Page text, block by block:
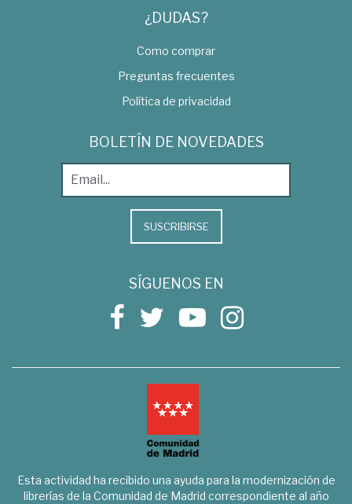
¿DUDAS?
Como comprar
Preguntas frecuentes
Política de privacidad
BOLETÍN DE NOVEDADES
SUSCRIBIRSE
SÍGUENOS EN
Esta actividad ha recibido una ayuda para la modernización de
librerías de la Comunidad de Madrid correspondiente al año